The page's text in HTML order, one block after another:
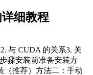
细教程
与 CUDA 的关系​​​​3. 关
骤​​安装前准备​​安装方
（推荐）​​方法二：手动